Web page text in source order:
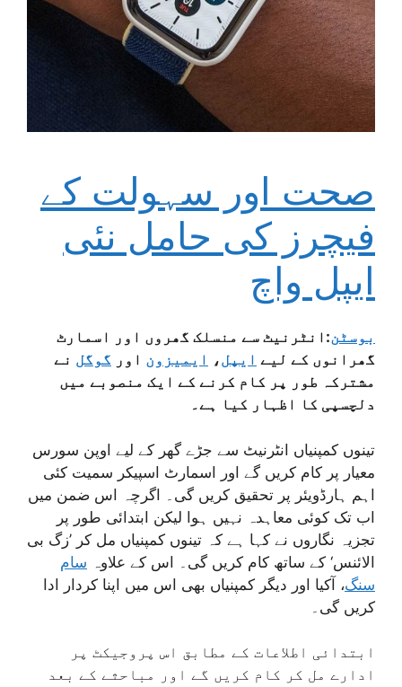
صحت اور سہولت کے
فیچرز کی حامل نئی
ایپل واچ
بوسٹن:انٹرنیٹ سے منسلک گھروں اور اسمارٹ
گھرانوں کے لیے ایپل، ایمیزون اور گوگل نے
مشترکہ طور پر کام کرنے کے ایک منصوبے میں
دلچسپی کا اظہار کیا ہے۔
تینوں کمپنیاں انٹرنیٹ سے جڑے گھر کے لیے اوپن سورس
معیار پر کام کریں گے اور اسمارٹ اسپیکر سمیت کئی
اہم ہارڈویئر پر تحقیق کریں گی۔ اگرچہ اس ضمن میں
اب تک کوئی معاہدہ نہیں ہوا لیکن ابتدائی طور پر
تجزیہ نگاروں نے کہا ہے کہ تینوں کمپنیاں مل کر ’زگ بی
الائنس‘ کے ساتھ کام کریں گی۔ اس کے علاوہ سام
سنگ، آکیا اور دیگر کمپنیاں بھی اس میں اپنا کردار ادا
کریں گی۔
ابتدائی اطلاعات کے مطابق اس پروجیکٹ پر
ادارے مل کر کام کریں گے اور مباحثے کے بعد